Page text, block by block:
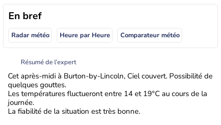
En bref
Radar météo Heure par Heure Comparateur météo
Résumé de l’expert
Cet après-midi à Burton-by-Lincoln, Ciel couvert. Possibilité de
quelques gouttes.
Les températures fluctueront entre 14 et 19°C au cours de la
journée.
La fiabilité de la situation est très bonne.